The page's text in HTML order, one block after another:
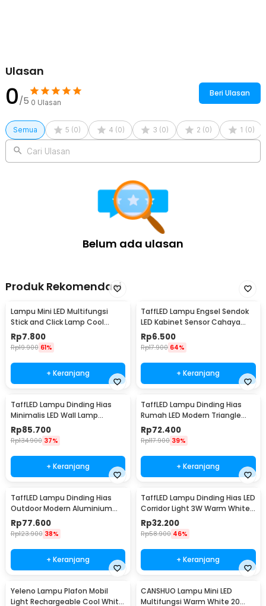
Ulasan
0/5 0 Ulasan
Beri Ulasan
Semua 5 (0) 4 (0) 3 (0) 2 (0) 1 (0)
Cari Ulasan
Belum ada ulasan
Produk Rekomendasi
Lampu Mini LED Multifungsi
Stick and Click Lamp Cool
White 6.5cm - LL003
Rp7.800
Rp19.900 61%
+ Keranjang
TaffLED Lampu Engsel Sendok
LED Kabinet Sensor Cahaya
Cool White 12V - XYD
Rp6.500
Rp17.900 64%
+ Keranjang
TaffLED Lampu Dinding Hias
Minimalis LED Wall Lamp
Aluminium 12W Warm White -
B1001
Rp85.700
Rp134.900 37%
+ Keranjang
TaffLED Lampu Dinding Hias
Rumah LED Modern Triangle
Aluminium 3W - ABD-3W-SJX
Rp72.400
Rp117.900 39%
+ Keranjang
TaffLED Lampu Dinding Hias
Outdoor Modern Aluminium
6W Warm White - MSL021
Rp77.600
Rp123.900 38%
+ Keranjang
TaffLED Lampu Dinding Hias LED
Corridor Light 3W Warm White
3000K - F0011
Rp32.200
Rp58.900 46%
+ Keranjang
Yeleno Lampu Plafon Mobil
Light Rechargeable Cool White
CANSHUO Lampu Mini LED
Multifungsi Warm White 20